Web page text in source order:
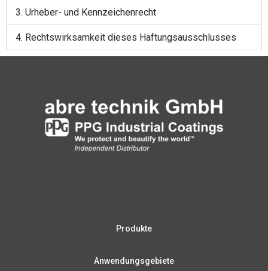
3. Urhe­ber- und Kennzeichenrecht
4. Rechts­wirk­sam­keit die­ses Haftungsausschlusses
Produkte
Anwendungsgebiete